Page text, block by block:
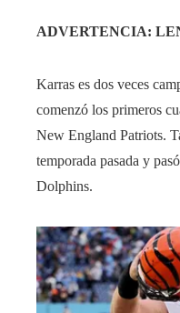
ADVERTENCIA:
Karras es dos veces
comenzó los primeros
New England Patriots.
temporada pasada y
Dolphins.